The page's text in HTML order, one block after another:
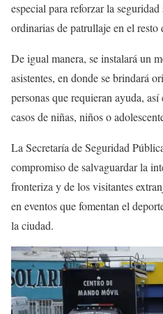
especial para reforzar la
ordinarias de patrullaje en el resto
De igual manera, se instalará un
asistentes, en donde se brindará
personas que requieran ayuda,
casos de niñas, niños o
La Secretaría de Seguridad
compromiso de salvaguardar la
fronteriza y de los visitantes
en eventos que fomentan el
la ciudad.